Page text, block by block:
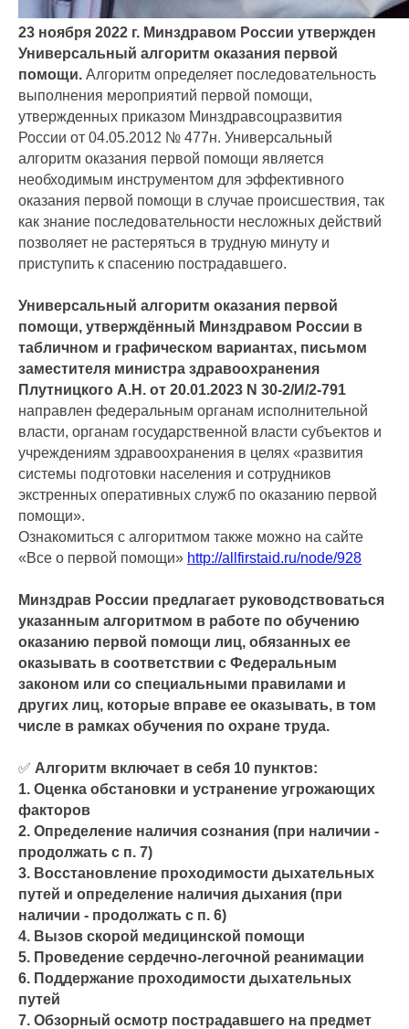
23 ноября 2022 г. Минздравом России утвержден
Универсальный алгоритм оказания первой
помощи. Алгоритм определяет последовательность
выполнения мероприятий первой помощи,
утвержденных приказом Минздравсоцразвития
России от 04.05.2012 № 477н. Универсальный
алгоритм оказания первой помощи является
необходимым инструментом для эффективного
оказания первой помощи в случае происшествия, так
как знание последовательности несложных действий
позволяет не растеряться в трудную минуту и
приступить к спасению пострадавшего.
Универсальный алгоритм оказания первой
помощи, утверждённый Минздравом России в
табличном и графическом вариантах, письмом
заместителя министра здравоохранения
Плутницкого А.Н. от 20.01.2023 N 30-2/И/2-791
направлен федеральным органам исполнительной
власти, органам государственной власти субъектов и
учреждениям здравоохранения в целях «развития
системы подготовки населения и сотрудников
экстренных оперативных служб по оказанию первой
помощи».
Ознакомиться с алгоритмом также можно на сайте
«Все о первой помощи» http://allfirstaid.ru/node/928
Минздрав России предлагает руководствоваться
указанным алгоритмом в работе по обучению
оказанию первой помощи лиц, обязанных ее
оказывать в соответствии с Федеральным
законом или со специальными правилами и
других лиц, которые вправе ее оказывать, в том
числе в рамках обучения по охране труда.
✅ Алгоритм включает в себя 10 пунктов:
1. Оценка обстановки и устранение угрожающих
факторов
2. Определение наличия сознания (при наличии -
продолжать с п. 7)
3. Восстановление проходимости дыхательных
путей и определение наличия дыхания (при
наличии - продолжать с п. 6)
4. Вызов скорой медицинской помощи
5. Проведение сердечно-легочной реанимации
6. Поддержание проходимости дыхательных
путей
7. Обзорный осмотр пострадавшего на предмет